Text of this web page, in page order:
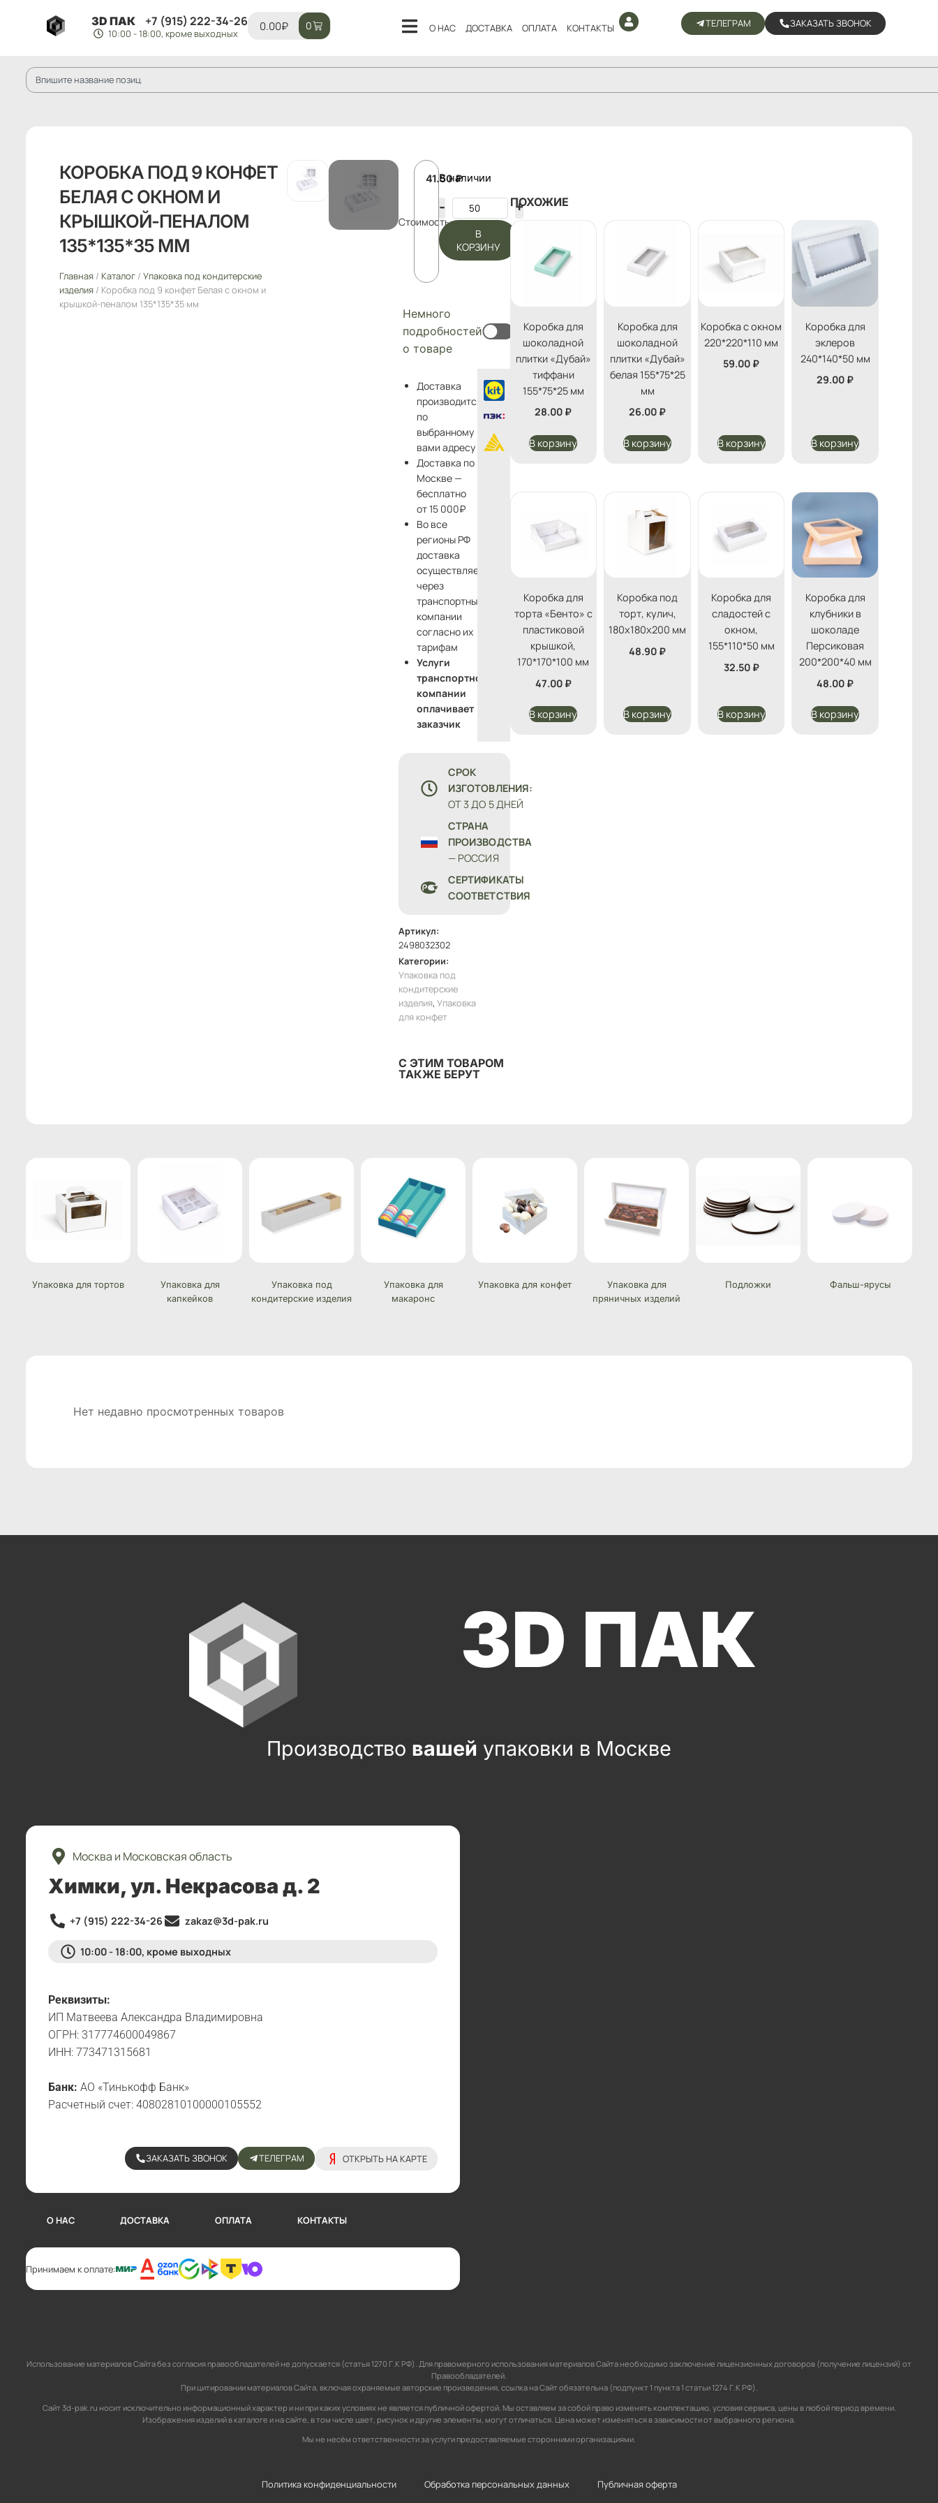
3D ПАК +7 (915) 222-34-26
10:00 - 18:00, кроме выходных
0.00₽ 0 ТЕЛЕГРАМ ЗАКАЗАТЬ ЗВОНОК
О НАС ДОСТАВКА ОПЛАТА КОНТАКТЫ
КОРОБКА ПОД 9 КОНФЕТ
БЕЛАЯ С ОКНОМ И
КРЫШКОЙ-ПЕНАЛОМ
135*135*35 ММ
Главная / Каталог / Упаковка под кондитерские
изделия / Коробка под 9 конфет Белая с окном и
крышкой-пеналом 135*135*35 мм
Стоимость:
41.50₽
В наличии
В
КОРЗИНУ
Немного
подробностей
о товаре
Доставка
производится
по
выбранному
вами адресу
Доставка по
Москве —
бесплатно
от 15 000₽
Во все
регионы РФ
доставка
осуществляется
через
транспортные
компании
согласно их
тарифам
Услуги
транспортной
компании
оплачивает
заказчик
СРОК
ИЗГОТОВЛЕНИЯ:
ОТ 3 ДО 5 ДНЕЙ
СТРАНА
ПРОИЗВОДСТВА
— РОССИЯ
СЕРТИФИКАТЫ
СООТВЕТСТВИЯ
Артикул:
2498032302
Категории:
Упаковка под
кондитерские
изделия, Упаковка
для конфет
С ЭТИМ ТОВАРОМ
ТАКЖЕ БЕРУТ
ПОХОЖИЕ
Коробка для
шоколадной
плитки «Дубай»
тиффани
155*75*25 мм
28.00 ₽
В корзину
Коробка для
шоколадной
плитки «Дубай»
белая 155*75*25
мм
26.00 ₽
В корзину
Коробка с окном
220*220*110 мм
59.00 ₽
В корзину
Коробка для
эклеров
240*140*50 мм
29.00 ₽
В корзину
Коробка для
торта «Бенто» с
пластиковой
крышкой,
170*170*100 мм
47.00 ₽
В корзину
Коробка под
торт, кулич,
180х180х200 мм
48.90 ₽
В корзину
Коробка для
сладостей с
окном,
155*110*50 мм
32.50 ₽
В корзину
Коробка для
клубники в
шоколаде
Персиковая
200*200*40 мм
48.00 ₽
В корзину
Упаковка для тортов
Упаковка для
капкейков
Упаковка под
кондитерские изделия
Упаковка для
макаронс
Упаковка для конфет
Упаковка для
пряничных изделий
Подложки Фальш-ярусы
Нет недавно просмотренных товаров
3D ПАК
Производство вашей упаковки в Москве
Москва и Московская область
Химки, ул. Некрасова д. 2
+7 (915) 222-34-26 zakaz@3d-pak.ru
10:00 - 18:00, кроме выходных
Реквизиты:
ИП Матвеева Александра Владимировна
ОГРН: 317774600049867
ИНН: 773471315681
Банк: АО «Тинькофф Банк»
Расчетный счет: 40802810100000105552
ОТКРЫТЬ НА КАРТЕ
ТЕЛЕГРАМ
ЗАКАЗАТЬ ЗВОНОК
О НАС ДОСТАВКА ОПЛАТА КОНТАКТЫ
Принимаем к оплате:
Использование материалов Сайта без согласия правообладателей не допускается (статья 1270 Г.К РФ). Для правомерного использования материалов Сайта необходимо заключение лицензионных договоров (получение лицензий) от
Правообладателей.
При цитировании материалов Сайта, включая охраняемые авторские произведения, ссылка на Сайт обязательна (подпункт 1 пункта 1 статьи 1274 Г.К РФ).
Сайт 3d-pak.ru носит исключительно информационный характер и ни при каких условиях не является публичной офертой. Мы оставляем за собой право изменять комплектацию, условия сервиса, цены в любой период времени.
Изображения изделий в каталоге и на сайте, в том числе цвет, рисунок и другие элементы, могут отличаться. Цена может изменяться в зависимости от выбранного региона.
Мы не несём ответственности за услуги предоставляемые сторонними организациями.
Политика конфиденциальности Обработка персональных данных Публичная оферта